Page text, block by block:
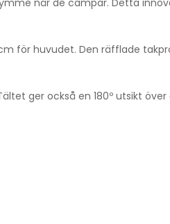
när de campar. Detta
för huvudet. Den räfflade
ger också en 180º utsikt